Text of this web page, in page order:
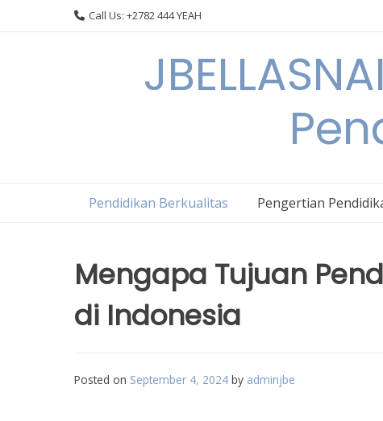
Call Us: +2782 444 YEAH
Pendidikan Berkualitas Pengertian
Mengapa Tujuan
di Indonesia
Posted on September 4, 2024 by adminjbe